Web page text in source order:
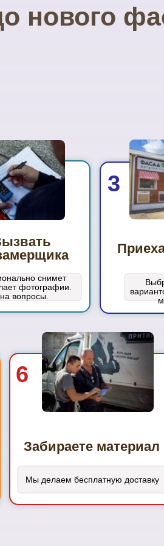
нового
снимет
фотографии.
вопросы.
3
6
Забираете материал
Мы делаем бесплатную доставку